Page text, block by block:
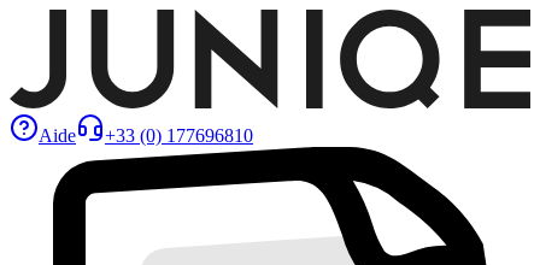
Aide +33 (0) 177696810